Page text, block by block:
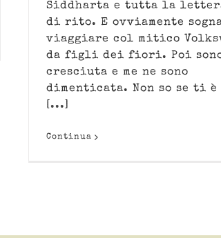
Siddharta e tutta la
di rito. E ovviamente
viaggiare col mitico
da figli dei fiori. Poi
cresciuta e me ne sono
dimenticata. Non so se ti è
[...]
Continua